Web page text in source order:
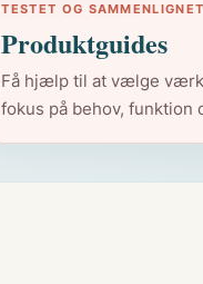
TESTET OG SAMMENLIGNET
Produktguides
Få hjælp til at vælge
fokus på behov, funktion